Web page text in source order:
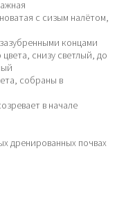
с сизым налётом,
концами
снизу светлый, до
собраны в
в начале
дренированных почвах